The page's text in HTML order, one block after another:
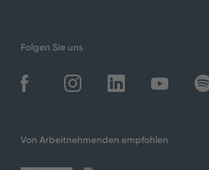
Folgen Sie uns
Von Arbeitnehmenden empfohlen